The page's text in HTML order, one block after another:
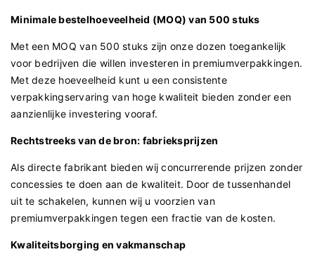
Minimale bestelhoeveelheid (MOQ) van 500 stuks
Met een MOQ van 500 stuks zijn onze dozen toegankelijk
voor bedrijven die willen investeren in premiumverpakkingen.
Met deze hoeveelheid kunt u een consistente
verpakkingservaring van hoge kwaliteit bieden zonder een
aanzienlijke investering vooraf.
Rechtstreeks van de bron: fabrieksprijzen
Als directe fabrikant bieden wij concurrerende prijzen zonder
concessies te doen aan de kwaliteit. Door de tussenhandel
uit te schakelen, kunnen wij u voorzien van
premiumverpakkingen tegen een fractie van de kosten.
Kwaliteitsborging en vakmanschap